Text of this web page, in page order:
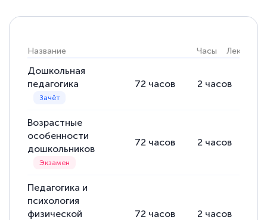
Название Часы Лекции
Дошкольная
педагогика
72 часов 2 часов
Возрастные
особенности
дошкольников
72 часов 2 часов
Педагогика и
психология
физической
72 часов 2 часов